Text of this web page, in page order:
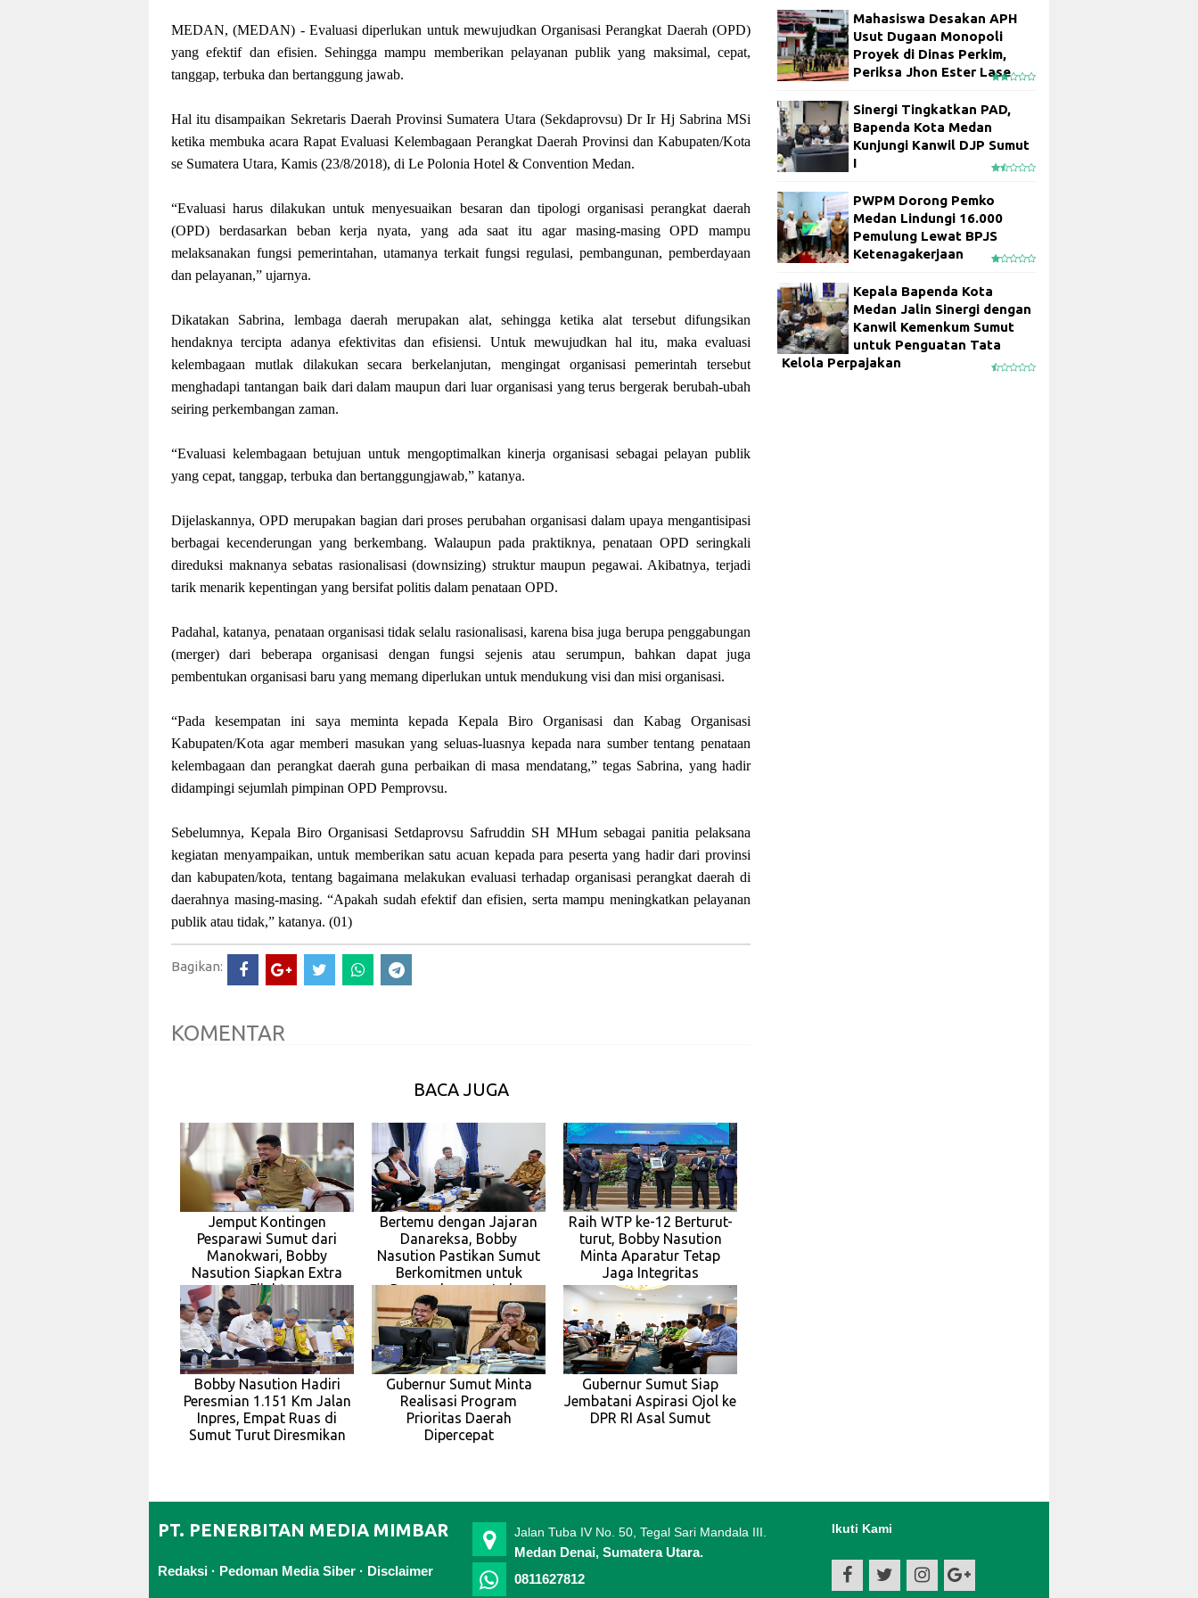
MEDAN, (MEDAN) - Evaluasi diperlukan untuk mewujudkan Organisasi Perangkat Daerah (OPD)
yang efektif dan efisien. Sehingga mampu memberikan pelayanan publik yang maksimal, cepat,
tanggap, terbuka dan bertanggung jawab.
Hal itu disampaikan Sekretaris Daerah Provinsi Sumatera Utara (Sekdaprovsu) Dr Ir Hj Sabrina MSi
ketika membuka acara Rapat Evaluasi Kelembagaan Perangkat Daerah Provinsi dan Kabupaten/Kota
se Sumatera Utara, Kamis (23/8/2018), di Le Polonia Hotel & Convention Medan.
“Evaluasi harus dilakukan untuk menyesuaikan besaran dan tipologi organisasi perangkat daerah
(OPD) berdasarkan beban kerja nyata, yang ada saat itu agar masing-masing OPD mampu
melaksanakan fungsi pemerintahan, utamanya terkait fungsi regulasi, pembangunan, pemberdayaan
dan pelayanan,” ujarnya.
Dikatakan Sabrina, lembaga daerah merupakan alat, sehingga ketika alat tersebut difungsikan
hendaknya tercipta adanya efektivitas dan efisiensi. Untuk mewujudkan hal itu, maka evaluasi
kelembagaan mutlak dilakukan secara berkelanjutan, mengingat organisasi pemerintah tersebut
menghadapi tantangan baik dari dalam maupun dari luar organisasi yang terus bergerak berubah-ubah
seiring perkembangan zaman.
“Evaluasi kelembagaan betujuan untuk mengoptimalkan kinerja organisasi sebagai pelayan publik
yang cepat, tanggap, terbuka dan bertanggungjawab,” katanya.
Dijelaskannya, OPD merupakan bagian dari proses perubahan organisasi dalam upaya mengantisipasi
berbagai kecenderungan yang berkembang. Walaupun pada praktiknya, penataan OPD seringkali
direduksi maknanya sebatas rasionalisasi (downsizing) struktur maupun pegawai. Akibatnya, terjadi
tarik menarik kepentingan yang bersifat politis dalam penataan OPD.
Padahal, katanya, penataan organisasi tidak selalu rasionalisasi, karena bisa juga berupa penggabungan
(merger) dari beberapa organisasi dengan fungsi sejenis atau serumpun, bahkan dapat juga
pembentukan organisasi baru yang memang diperlukan untuk mendukung visi dan misi organisasi.
“Pada kesempatan ini saya meminta kepada Kepala Biro Organisasi dan Kabag Organisasi
Kabupaten/Kota agar memberi masukan yang seluas-luasnya kepada nara sumber tentang penataan
kelembagaan dan perangkat daerah guna perbaikan di masa mendatang,” tegas Sabrina, yang hadir
didampingi sejumlah pimpinan OPD Pemprovsu.
Sebelumnya, Kepala Biro Organisasi Setdaprovsu Safruddin SH MHum sebagai panitia pelaksana
kegiatan menyampaikan, untuk memberikan satu acuan kepada para peserta yang hadir dari provinsi
dan kabupaten/kota, tentang bagaimana melakukan evaluasi terhadap organisasi perangkat daerah di
daerahnya masing-masing. “Apakah sudah efektif dan efisien, serta mampu meningkatkan pelayanan
publik atau tidak,” katanya. (01)
Bagikan:
KOMENTAR
BACA JUGA
Jemput Kontingen
Pesparawi Sumut dari
Manokwari, Bobby
Nasution Siapkan Extra
Flight
Bertemu dengan Jajaran
Danareksa, Bobby
Nasution Pastikan Sumut
Berkomitmen untuk
Pengembangan Indus
Raih WTP ke-12 Berturut-
turut, Bobby Nasution
Minta Aparatur Tetap
Jaga Integritas
Bobby Nasution Hadiri
Peresmian 1.151 Km Jalan
Inpres, Empat Ruas di
Sumut Turut Diresmikan
Gubernur Sumut Minta
Realisasi Program
Prioritas Daerah
Dipercepat
Gubernur Sumut Siap
Jembatani Aspirasi Ojol ke
DPR RI Asal Sumut
Mahasiswa Desakan APH
Usut Dugaan Monopoli
Proyek di Dinas Perkim,
Periksa Jhon Ester Lase
Sinergi Tingkatkan PAD,
Bapenda Kota Medan
Kunjungi Kanwil DJP Sumut
I
PWPM Dorong Pemko
Medan Lindungi 16.000
Pemulung Lewat BPJS
Ketenagakerjaan
Kepala Bapenda Kota
Medan Jalin Sinergi dengan
Kanwil Kemenkum Sumut
untuk Penguatan Tata
Kelola Perpajakan
PT. PENERBITAN MEDIA MIMBAR
Redaksi · Pedoman Media Siber · Disclaimer
Jalan Tuba IV No. 50, Tegal Sari Mandala III.
Medan Denai, Sumatera Utara.
0811627812
Ikuti Kami